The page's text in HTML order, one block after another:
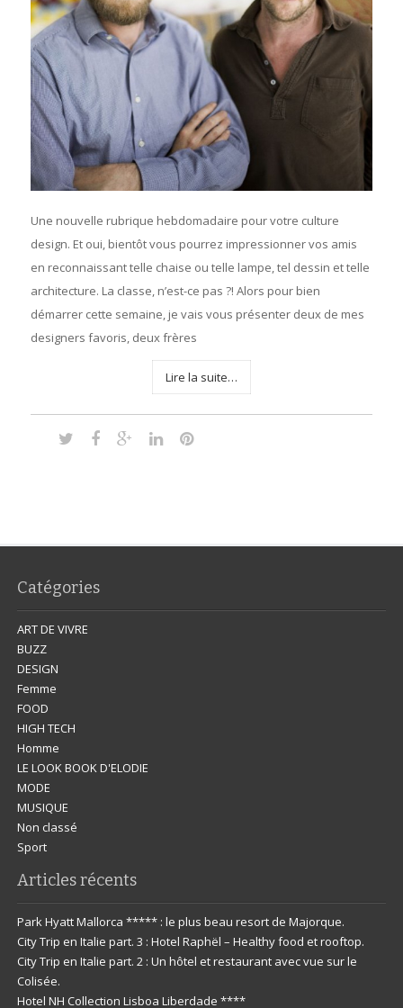
Une nouvelle rubrique hebdomadaire pour votre culture
design. Et oui, bientôt vous pourrez impressionner vos amis
en reconnaissant telle chaise ou telle lampe, tel dessin et telle
architecture. La classe, n’est-ce pas ?! Alors pour bien
démarrer cette semaine, je vais vous présenter deux de mes
designers favoris, deux frères
Lire la suite…
Catégories
ART DE VIVRE
BUZZ
DESIGN
Femme
FOOD
HIGH TECH
Homme
LE LOOK BOOK D'ELODIE
MODE
MUSIQUE
Non classé
Sport
Articles récents
Park Hyatt Mallorca ***** : le plus beau resort de Majorque.
City Trip en Italie part. 3 : Hotel Raphël – Healthy food et rooftop.
City Trip en Italie part. 2 : Un hôtel et restaurant avec vue sur le
Colisée.
Hotel NH Collection Lisboa Liberdade ****